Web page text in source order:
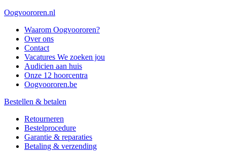
Oogvoororen.nl
Waarom Oogvoororen?
Over ons
Contact
Vacatures We zoeken jou
Audicien aan huis
Onze 12 hoorcentra
Oogvoororen.be
Bestellen & betalen
Retourneren
Bestelprocedure
Garantie & reparaties
Betaling & verzending